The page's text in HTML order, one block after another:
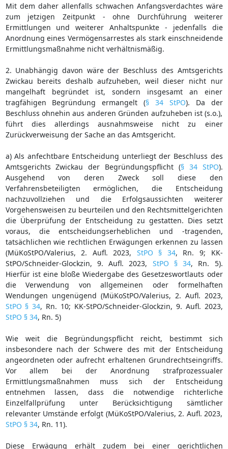
Mit dem daher allenfalls schwachen Anfangsverdachtes wäre
zum jetzigen Zeitpunkt - ohne Durchführung weiterer
Ermittlungen und weiterer Anhaltspunkte - jedenfalls die
Anordnung eines Vermögensarrestes als stark einschneidende
Ermittlungsmaßnahme nicht verhältnismäßig.
2. Unabhängig davon wäre der Beschluss des Amtsgerichts
Zwickau bereits deshalb aufzuheben, weil dieser nicht nur
mangelhaft begründet ist, sondern insgesamt an einer
tragfähigen Begründung ermangelt (§ 34 StPO). Da der
Beschluss ohnehin aus anderen Gründen aufzuheben ist (s.o.),
führt dies allerdings ausnahmsweise nicht zu einer
Zurückverweisung der Sache an das Amtsgericht.
a) Als anfechtbare Entscheidung unterliegt der Beschluss des
Amtsgerichts Zwickau der Begründungspflicht (§ 34 StPO).
Ausgehend von deren Zweck soll diese den
Verfahrensbeteiligten ermöglichen, die Entscheidung
nachzuvollziehen und die Erfolgsaussichten weiterer
Vorgehensweisen zu beurteilen und den Rechtsmittelgerichten
die Überprüfung der Entscheidung zu gestatten. Dies setzt
voraus, die entscheidungserheblichen und -tragenden,
tatsächlichen wie rechtlichen Erwägungen erkennen zu lassen
(MüKoStPO/Valerius, 2. Aufl. 2023, StPO § 34, Rn. 9; KK-
StPO/Schneider-Glockzin, 9. Aufl. 2023, StPO § 34, Rn. 5).
Hierfür ist eine bloße Wiedergabe des Gesetzeswortlauts oder
die Verwendung von allgemeinen oder formelhaften
Wendungen ungenügend (MüKoStPO/Valerius, 2. Aufl. 2023,
StPO § 34, Rn. 10; KK-StPO/Schneider-Glockzin, 9. Aufl. 2023,
StPO § 34, Rn. 5)
Wie weit die Begründungspflicht reicht, bestimmt sich
insbesondere nach der Schwere des mit der Entscheidung
angeordneten oder aufrecht erhaltenen Grundrechtseingriffs.
Vor allem bei der Anordnung strafprozessualer
Ermittlungsmaßnahmen muss sich der Entscheidung
entnehmen lassen, dass die notwendige richterliche
Einzelfallprüfung unter Berücksichtigung sämtlicher
relevanter Umstände erfolgt (MüKoStPO/Valerius, 2. Aufl. 2023,
StPO § 34, Rn. 11).
Diese Erwägung erhält zudem bei einer gerichtlichen